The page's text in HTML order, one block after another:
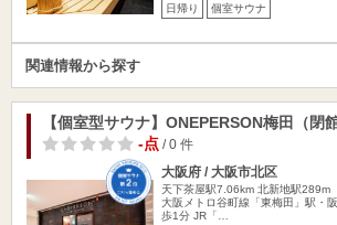
日帰り 個室サウナ
関連情報から探す
【個室型サウナ】ONEPERSON梅田（閉
-点/ 0 件
大阪府 / 大阪市北区
天下茶屋駅7.06km 北新地駅289m
大阪メトロ谷町線「東梅田」駅・
歩1分 JR「…